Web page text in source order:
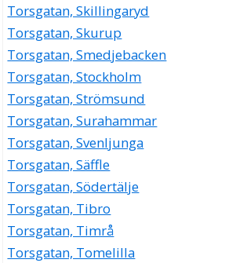
Torsgatan, Skillingaryd
Torsgatan, Skurup
Torsgatan, Smedjebacken
Torsgatan, Stockholm
Torsgatan, Strömsund
Torsgatan, Surahammar
Torsgatan, Svenljunga
Torsgatan, Säffle
Torsgatan, Södertälje
Torsgatan, Tibro
Torsgatan, Timrå
Torsgatan, Tomelilla